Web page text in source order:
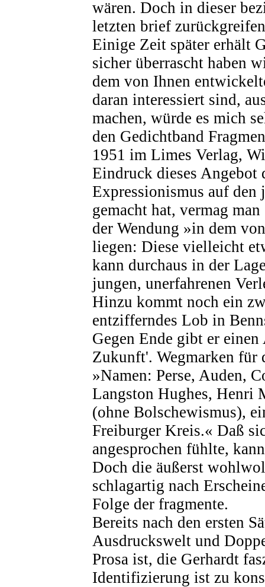
wären. Doch in dieser
letzten brief
Einige Zeit später erhält
sicher überrascht haben
dem von Ihnen
daran interessiert sind,
machen, würde es mich
den Gedichtband
1951 im Limes Verlag,
Eindruck dieses Angebot
Expressionismus auf
gemacht hat, vermag
der Wendung »in dem
liegen: Diese vielleicht
kann durchaus in der
jungen, unerfahrenen
Hinzu kommt noch ein
entzifferndes Lob in
Gegen Ende gibt er
Zukunft'. Wegmarken für
»Namen: Perse, Auden,
Langston Hughes,
(ohne Bolschewismus),
Freiburger Kreis.« Daß
angesprochen fühlte,
Doch die äußerst
schlagartig nach
Folge der fragmente.
Bereits nach den ersten
Ausdruckswelt und
Prosa ist, die Gerhardt
Identifizierung ist zu